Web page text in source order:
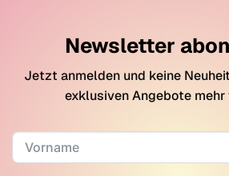
Newsletter
Jetzt anmelden und keine
exklusiven Angebote mehr